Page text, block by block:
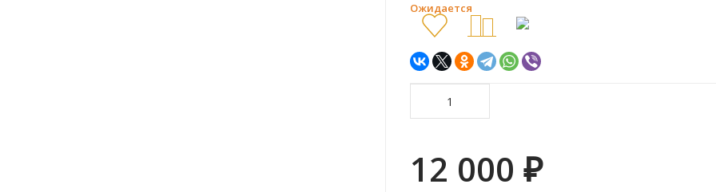
Ожидается
12 000 ₽